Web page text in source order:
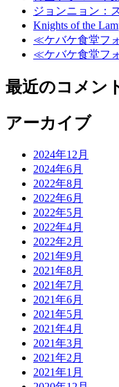
ジョンニョン：
Knights of the
≪ケバケ食堂フ
≪ケバケ食堂フ
最近のコメン
アーカイブ
2024年12月
2024年6月
2022年8月
2022年6月
2022年5月
2022年4月
2022年2月
2021年9月
2021年8月
2021年7月
2021年6月
2021年5月
2021年4月
2021年3月
2021年2月
2021年1月